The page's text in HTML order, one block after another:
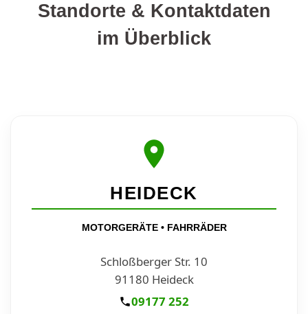
Standorte & Kontaktdaten
im Überblick
HEIDECK
MOTORGERÄTE • FAHRRÄDER
Schloßberger Str. 10
91180 Heideck
09177 252